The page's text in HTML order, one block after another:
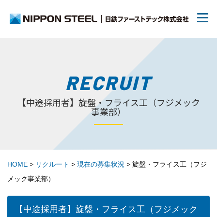
日鉄ファーストテックについて
リクルート
トピックス
お問い合わせ
RECRUIT
【中途採用者】旋盤・フライス工（フジメック
事業部）
HOME > リクルート > 現在の募集状況 > 旋盤・フライス工（フジ
メック事業部）
【中途採用者】旋盤・フライス工（フジメック